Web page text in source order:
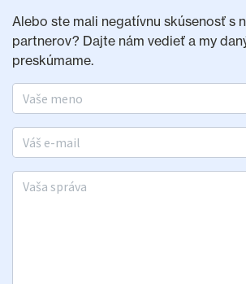
Alebo ste mali negatívnu skúsenosť s
partnerov? Dajte nám vedieť a my
preskúmame.
Meno a priezvisko
E-mail
Vaša správa